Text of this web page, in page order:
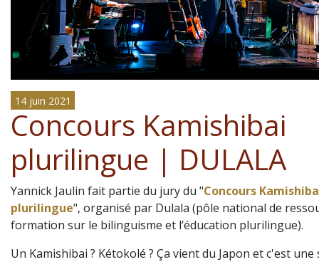
14 juin 2021
Concours Kamishibai
plurilingue | DULALA
Yannick Jaulin fait partie du jury du "Concours
plurilingue", organisé par Dulala (pôle national de
formation sur le bilinguisme et l’éducation plurilingue).
Un Kamishibai ? Kétokolé ? Ça vient du Japon et c'est